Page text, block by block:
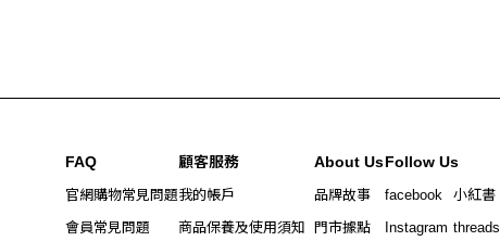
FAQ
官網購物常見問題
會員常見問題
顧客服務
我的帳戶
商品保養及使用須知
About Us
品牌故事
門市據點
Follow Us
facebook
Instagram
小紅書
threads